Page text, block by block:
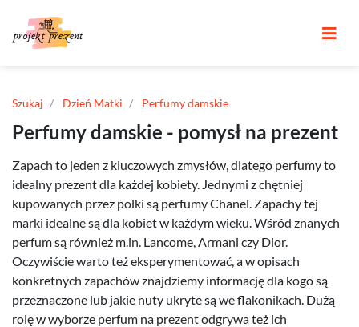
Szukaj Dzień Matki Perfumy damskie
Perfumy damskie - pomysł na prezent
Zapach to jeden z kluczowych zmysłów, dlatego perfumy to
idealny prezent dla każdej kobiety. Jednymi z chętniej
kupowanych przez polki są perfumy Chanel. Zapachy tej
marki idealne są dla kobiet w każdym wieku. Wśród znanych
perfum są również m.in. Lancome, Armani czy Dior.
Oczywiście warto też eksperymentować, a w opisach
konkretnych zapachów znajdziemy informację dla kogo są
przeznaczone lub jakie nuty ukryte są we flakonikach. Dużą
rolę w wyborze perfum na prezent odgrywa też ich